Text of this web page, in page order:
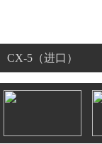
CX-5（进口）